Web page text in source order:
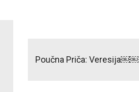
Poučna Priča: Veresija￼￼